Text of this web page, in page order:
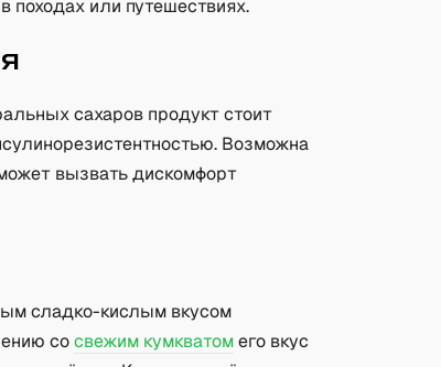
походах или путешествиях.
сахаров продукт стоит
Возможна
вызвать дискомфорт
сладко-кислым вкусом
сосвежим кумкватомего вкус